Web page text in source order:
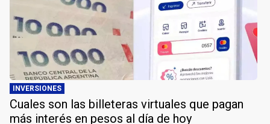
INVERSIONES
Cuales son las billeteras virtuales que pagan
más interés en pesos al día de hoy